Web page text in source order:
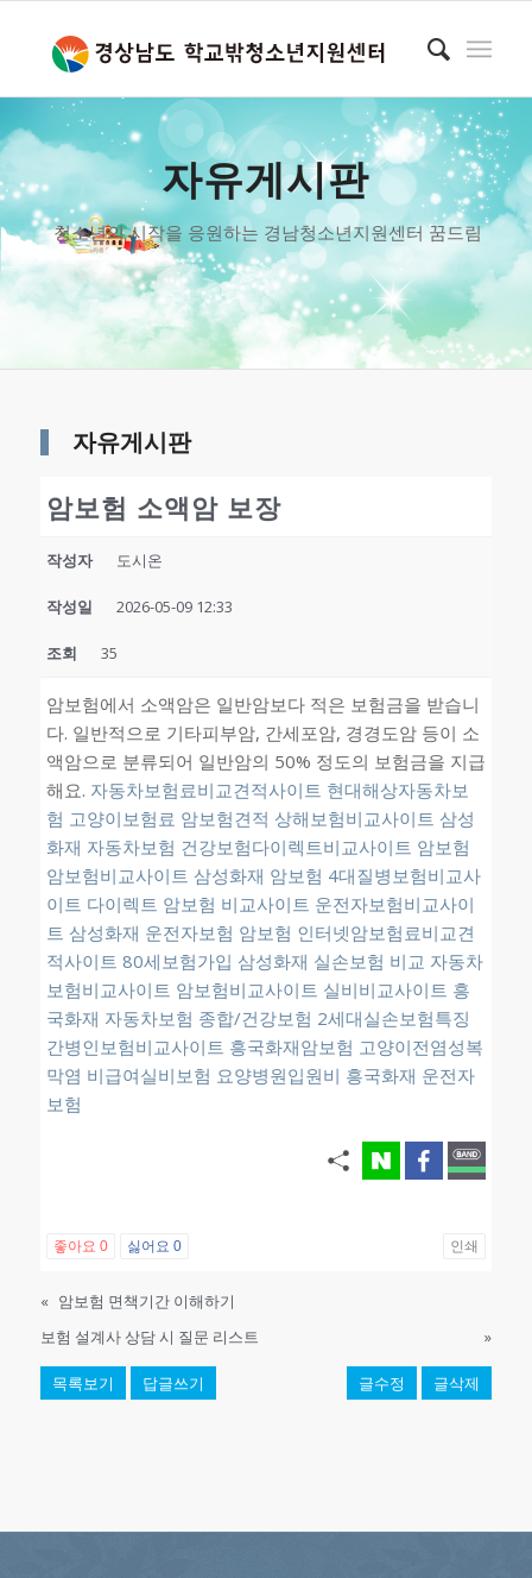
자유게시판
청소년의 시작을 응원하는 경남청소년지원센터 꿈드림
자유게시판
암보험 소액암 보장
작성자 도시온
작성일 2026-05-09 12:33
조회 35
암보험에서 소액암은 일반암보다 적은 보험금을 받습니
다. 일반적으로 기타피부암, 간세포암, 경경도암 등이 소
액암으로 분류되어 일반암의 50% 정도의 보험금을 지급
해요. 자동차보험료비교견적사이트 현대해상자동차보
험 고양이보험료 암보험견적 상해보험비교사이트 삼성
화재 자동차보험 건강보험다이렉트비교사이트 암보험
암보험비교사이트 삼성화재 암보험 4대질병보험비교사
이트 다이렉트 암보험 비교사이트 운전자보험비교사이
트 삼성화재 운전자보험 암보험 인터넷암보험료비교견
적사이트 80세보험가입 삼성화재 실손보험 비교 자동차
보험비교사이트 암보험비교사이트 실비비교사이트 흥
국화재 자동차보험 종합/건강보험 2세대실손보험특징
간병인보험비교사이트 흥국화재암보험 고양이전염성복
막염 비급여실비보험 요양병원입원비 흥국화재 운전자
보험
좋아요 0 싫어요 0 인쇄
« 암보험 면책기간 이해하기
보험 설계사 상담 시 질문 리스트
»
목록보기 답글쓰기 글수정 글삭제